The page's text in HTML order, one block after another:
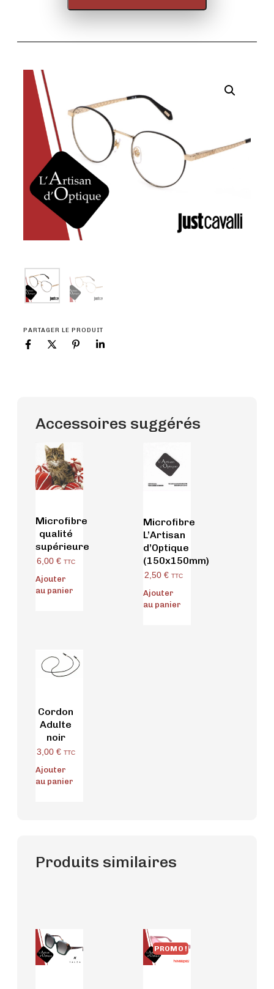
PARTAGER LE PRODUIT
Accessoires suggérés
Microfibre
qualité
supérieure
6,00 € TTC
Ajouter
au panier
Microfibre
L’Artisan
d’Optique
(150x150mm)
2,50 € TTC
Ajouter
au panier
Cordon
Adulte
noir
3,00 € TTC
Ajouter
au panier
Produits similaires
PROMO !